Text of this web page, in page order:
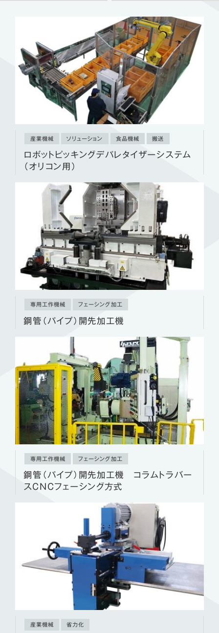
産業機械 ソリューション 食品機械 搬送
ロボットピッキングデパレタイザーシステム
（オリコン用）
専用工作機械 フェーシング加工
鋼管（パイプ）開先加工機
専用工作機械 フェーシング加工
鋼管（パイプ）開先加工機 コラムトラバー
スCNCフェーシング方式
産業機械 省力化